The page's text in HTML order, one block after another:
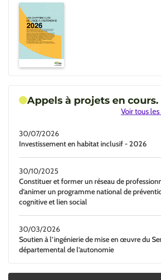
Appels à projets en cours.
Voir tous
30/07/2026
Investissement en habitat inclusif - 2026
30/10/2025
Constituer et former un réseau de
d’animer un programme national de
cognitive et lien social
30/03/2026
Soutien à l’ingénierie de mise en œuvre du
départemental de l’autonomie